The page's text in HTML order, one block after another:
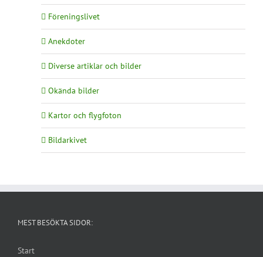
Föreningslivet
Anekdoter
Diverse artiklar och bilder
Okända bilder
Kartor och flygfoton
Bildarkivet
MEST BESÖKTA SIDOR:
Start